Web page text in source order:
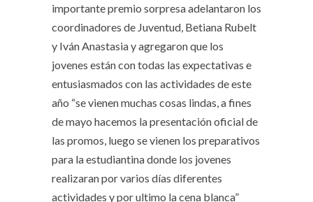
importante premio sorpresa adelantaron los
coordinadores de Juventud, Betiana Rubelt
y Iván Anastasia y agregaron que los
jovenes están con todas las expectativas e
entusiasmados con las actividades de este
año “se vienen muchas cosas lindas, a fines
de mayo hacemos la presentación oficial de
las promos, luego se vienen los preparativos
para la estudiantina donde los jovenes
realizaran por varios días diferentes
actividades y por ultimo la cena blanca”